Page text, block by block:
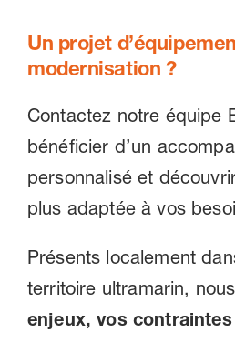
Un projet
modernisation ?
Contactez notre équipe
bénéficier d’un
personnalisé et
plus adaptée à vos
Présents localement
territoire ultramarin,
enjeux, vos